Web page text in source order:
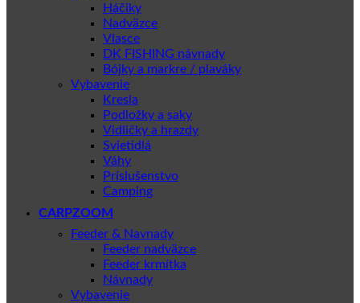
Háčiky
Nadväzce
Vlasce
DK FISHING návnady
Bójky a markre / plaváky
Vybavenie
Kresla
Podložky a saky
Vidličky a hrazdy
Svietidlá
Váhy
Príslušenstvo
Camping
CARPZOOM
Feeder & Navnady
Feeder nadväzce
Feeder krmítka
Návnady
Vybavenie